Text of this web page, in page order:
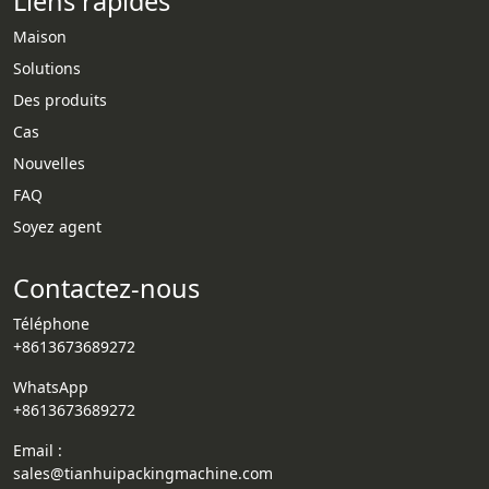
Maison
Solutions
Des produits
Cas
Nouvelles
FAQ
Soyez agent
Contactez-nous
Téléphone
+8613673689272
WhatsApp
+8613673689272
Email :
sales@tianhuipackingmachine.com